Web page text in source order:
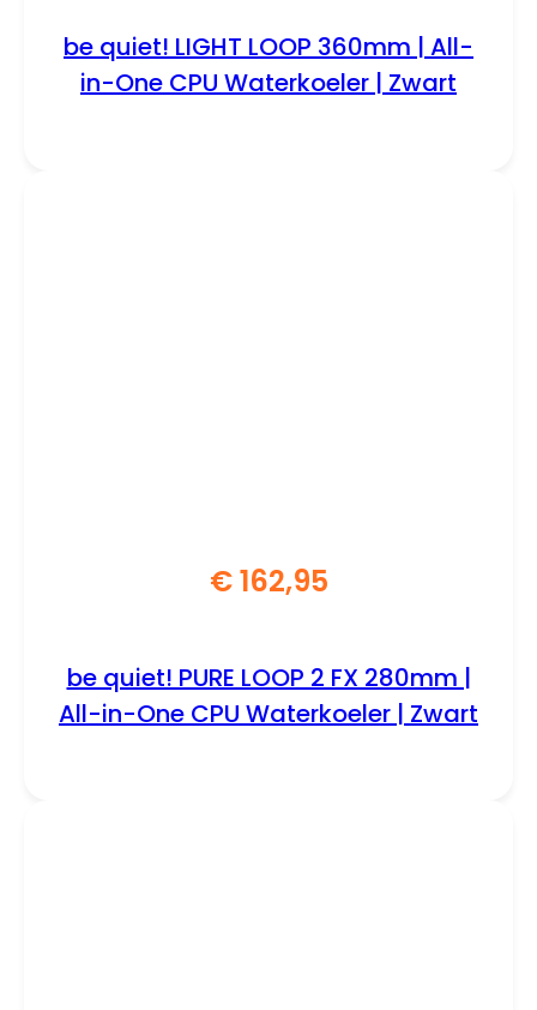
be quiet! LIGHT LOOP 360mm | All-
in-One CPU Waterkoeler | Zwart
€162,95
be quiet! PURE LOOP 2 FX 280mm |
All-in-One CPU Waterkoeler | Zwart